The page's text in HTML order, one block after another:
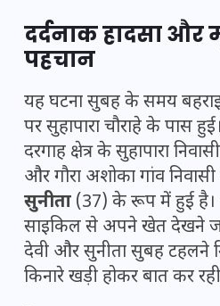
दर्दनाक हादसा और
पहचान
यह घटना सुबह के समय
पर सुहापारा चौराहे के पास
दरगाह क्षेत्र के सुहापारा निवासी
और गौरा अशोका गांव निवासी
सुनीता (37) के रूप में हुई है।
साइकिल से अपने खेत देखने
देवी और सुनीता सुबह टहलने
किनारे खड़ी होकर बात कर